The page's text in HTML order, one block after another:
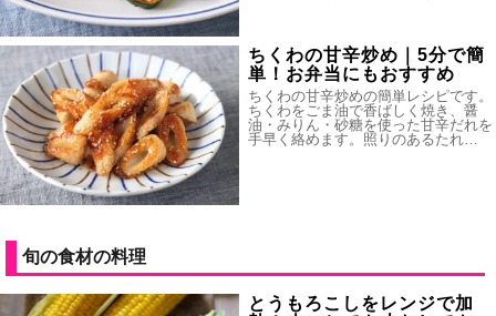
ちくわの甘辛炒め｜5分で簡
単！お弁当にもおすすめ
ちくわの甘辛炒めの簡単レシピです。
ちくわをごま油で香ばしく焼き、醤
油・みりん・砂糖を使った甘辛だれを
手早く絡めます。照りのあるたれ…
旬の食材の料理
とうもろこしをレンジで加